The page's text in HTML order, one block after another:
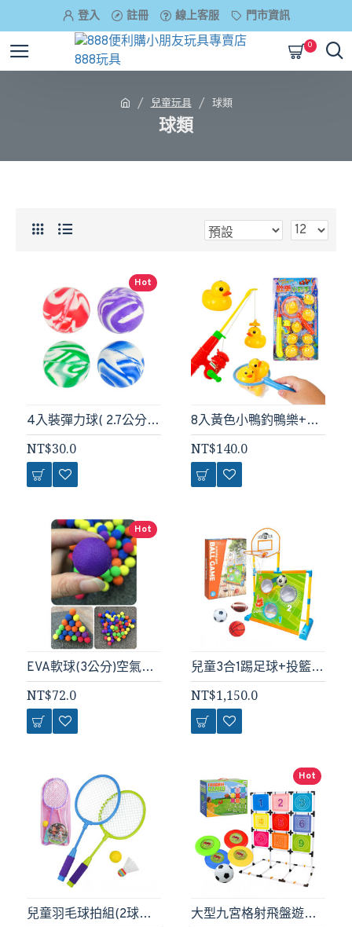
登入 註冊 線上客服 門市資訊
0
兒童玩具 球類
球類
Hot
4入裝彈力球( 2.7公分)(顏色隨機）
NT$30.0
8入黃色小鴨釣鴨樂+撈撈樂洗澡玩具 (ST025)
NT$140.0
Hot
EVA軟球(3公分)空氣槍動力槍補充子彈(12顆裝)
NT$72.0
兒童3合1踢足球+投籃球+丟橄欖球(有左右橫向移動功能)(附球+打氣筒)(室內室外露營玩具)(8043) (無法超商取貨)
NT$1,150.0
兒童羽毛球拍組(2球拍+1羽球+1軟球)(438B) (無法超商取貨)
Hot
大型九宮格射飛盤遊戲組(8飛盤+1足球+1收納袋)(架子高160＊寬120)(團康露營遊戲ZY267)